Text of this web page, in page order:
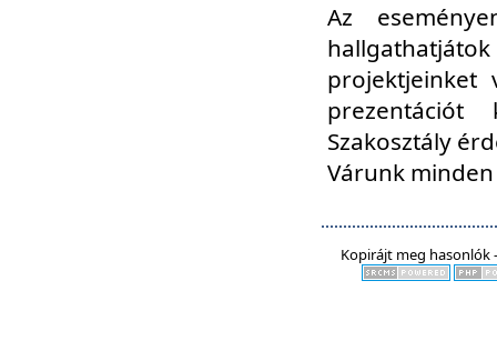
Az
Szakosztály
Várunk
Kopirájt meg hasonlók